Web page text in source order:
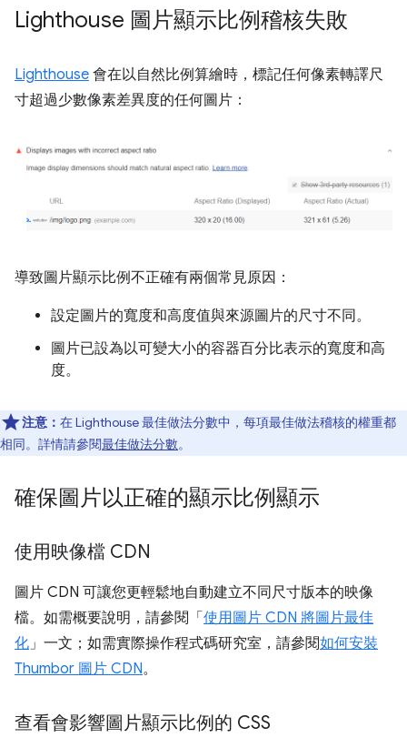
Lighthouse 圖片顯示比例稽核失敗
Lighthouse 會在以自然比例算繪時，標記任何像素轉譯尺
寸超過少數像素差異度的任何圖片：
導致圖片顯示比例不正確有兩個常見原因：
設定圖片的寬度和高度值與來源圖片的尺寸不同。
圖片已設為以可變大小的容器百分比表示的寬度和高
度。
注意： 在 Lighthouse 最佳做法分數中，每項最佳做法稽核的權重都
相同。詳情請參閱最佳做法分數。
確保圖片以正確的顯示比例顯示
使用映像檔 CDN
圖片 CDN 可讓您更輕鬆地自動建立不同尺寸版本的映像
檔。如需概要說明，請參閱「 使用圖片 CDN 將圖片最佳
化」一文；如需實際操作程式碼研究室，請參閱如何安裝
Thumbor 圖片 CDN。
查看會影響圖片顯示比例的 CSS